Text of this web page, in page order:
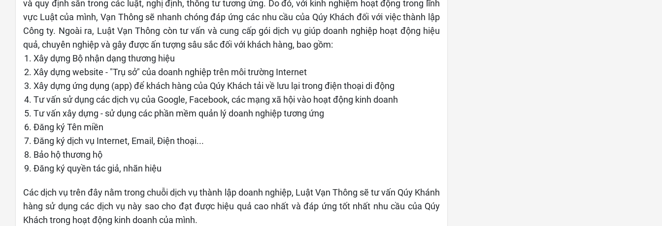
và quy định sẵn trong các luật, nghị định, thông tư tương ứng. Do đó, với kinh nghiệm hoạt động trong lĩnh
vực Luật của mình, Vạn Thông sẽ nhanh chóng đáp ứng các nhu cầu của Qúy Khách đối với việc thành lập
Công ty. Ngoài ra, Luật Vạn Thông còn tư vấn và cung cấp gói dịch vụ giúp doanh nghiệp hoạt động hiệu
quả, chuyên nghiệp và gây được ấn tượng sâu sắc đối với khách hàng, bao gồm:
Xây dựng Bộ nhận dạng thương hiệu
Xây dựng website - "Trụ sở" của doanh nghiệp trên môi trường Internet
Xây dựng ứng dụng (app) để khách hàng của Qúy Khách tải về lưu lại trong điện thoại di động
Tư vấn sử dụng các dịch vụ của Google, Facebook, các mạng xã hội vào hoạt động kinh doanh
Tư vấn xây dựng - sử dụng các phần mềm quản lý doanh nghiệp tương ứng
Đăng ký Tên miền
Đăng ký dịch vụ Internet, Email, Điện thoại...
Bảo hộ thương hộ
Đăng ký quyền tác giả, nhãn hiệu
Các dịch vụ trên đây nằm trong chuỗi dịch vụ thành lập doanh nghiệp, Luật Vạn Thông sẽ tư vấn Qúy Khánh
hàng sử dụng các dịch vụ này sao cho đạt được hiệu quả cao nhất và đáp ứng tốt nhất nhu cầu của Qúy
Khách trong hoạt động kinh doanh của mình.